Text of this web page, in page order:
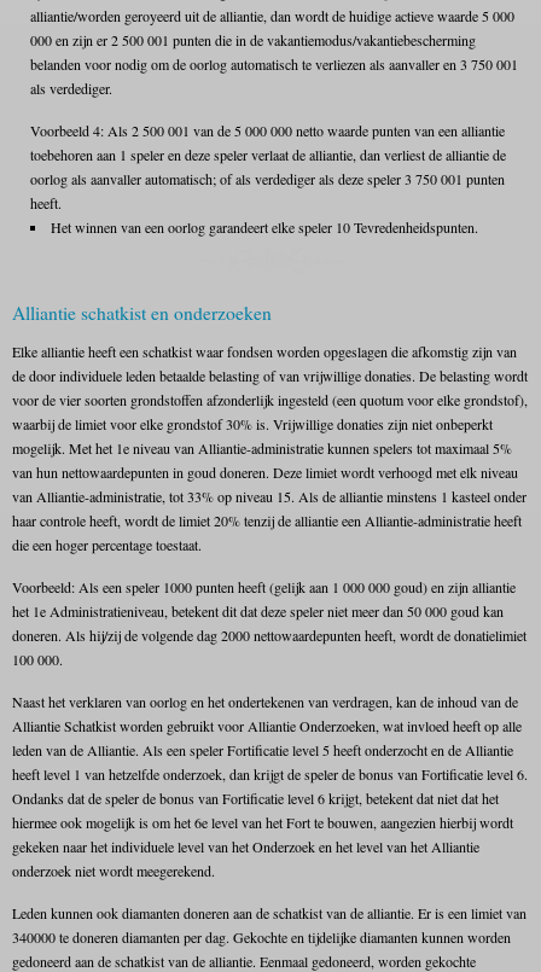
alliantie/worden geroyeerd uit de alliantie, dan wordt de huidige actieve waarde 5 000
000 en zijn er 2 500 001 punten die in de vakantiemodus/vakantiebescherming
belanden voor nodig om de oorlog automatisch te verliezen als aanvaller en 3 750 001
als verdediger.
Voorbeeld 4: Als 2 500 001 van de 5 000 000 netto waarde punten van een alliantie
toebehoren aan 1 speler en deze speler verlaat de alliantie, dan verliest de alliantie de
oorlog als aanvaller automatisch; of als verdediger als deze speler 3 750 001 punten
heeft.
Het winnen van een oorlog garandeert elke speler 10 Tevredenheidspunten.
Alliantie schatkist en onderzoeken
Elke alliantie heeft een schatkist waar fondsen worden opgeslagen die afkomstig zijn van
de door individuele leden betaalde belasting of van vrijwillige donaties. De belasting wordt
voor de vier soorten grondstoffen afzonderlijk ingesteld (een quotum voor elke grondstof),
waarbij de limiet voor elke grondstof 30% is. Vrijwillige donaties zijn niet onbeperkt
mogelijk. Met het 1e niveau van Alliantie-administratie kunnen spelers tot maximaal 5%
van hun nettowaardepunten in goud doneren. Deze limiet wordt verhoogd met elk niveau
van Alliantie-administratie, tot 33% op niveau 15. Als de alliantie minstens 1 kasteel onder
haar controle heeft, wordt de limiet 20% tenzij de alliantie een Alliantie-administratie heeft
die een hoger percentage toestaat.
Voorbeeld: Als een speler 1000 punten heeft (gelijk aan 1 000 000 goud) en zijn alliantie
het 1e Administratieniveau, betekent dit dat deze speler niet meer dan 50 000 goud kan
doneren. Als hij/zij de volgende dag 2000 nettowaardepunten heeft, wordt de donatielimiet
100 000.
Naast het verklaren van oorlog en het ondertekenen van verdragen, kan de inhoud van de
Alliantie Schatkist worden gebruikt voor Alliantie Onderzoeken, wat invloed heeft op alle
leden van de Alliantie. Als een speler Fortificatie level 5 heeft onderzocht en de Alliantie
heeft level 1 van hetzelfde onderzoek, dan krijgt de speler de bonus van Fortificatie level 6.
Ondanks dat de speler de bonus van Fortificatie level 6 krijgt, betekent dat niet dat het
hiermee ook mogelijk is om het 6e level van het Fort te bouwen, aangezien hierbij wordt
gekeken naar het individuele level van het Onderzoek en het level van het Alliantie
onderzoek niet wordt meegerekend.
Leden kunnen ook diamanten doneren aan de schatkist van de alliantie. Er is een limiet van
340000 te doneren diamanten per dag. Gekochte en tijdelijke diamanten kunnen worden
gedoneerd aan de schatkist van de alliantie. Eenmaal gedoneerd, worden gekochte